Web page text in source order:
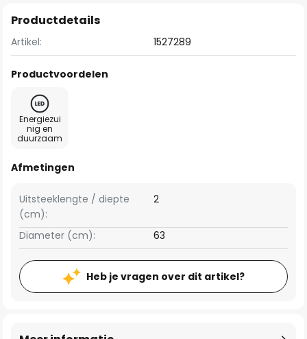
Productdetails
Artikel: 1527289
Productvoordelen
Energiezui
nig en
duurzaam
Afmetingen
Uitsteeklengte / diepte
(cm):
2
Diameter (cm): 63
Heb je vragen over dit artikel?